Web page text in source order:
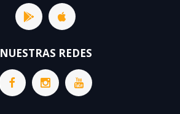
NUESTRAS REDES